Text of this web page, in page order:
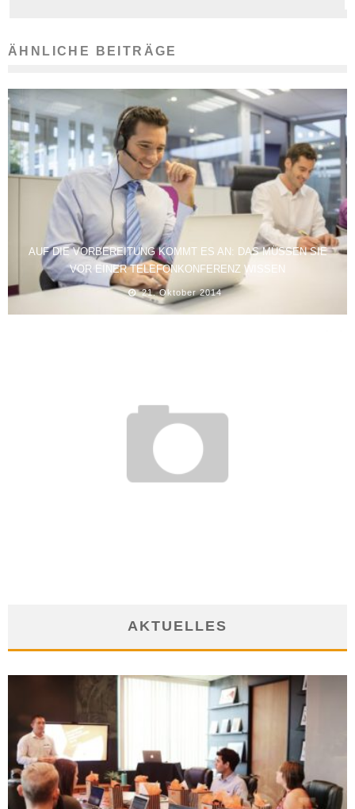
ÄHNLICHE BEITRÄGE
AUF DIE VORBEREITUNG KOMMT ES AN: DAS MÜSSEN SIE
VOR EINER TELEFONKONFERENZ WISSEN
21. Oktober 2014
AKTUELLES